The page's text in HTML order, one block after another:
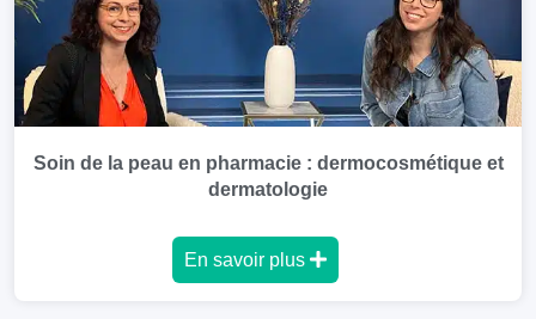
Soin de la peau en pharmacie : dermocosmétique et
dermatologie
En savoir plus